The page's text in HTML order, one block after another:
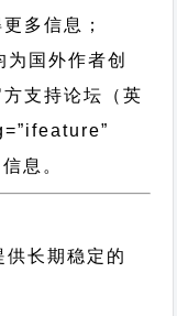
多信息；
国外作者创
支持论坛
（英
息。
长期稳定的